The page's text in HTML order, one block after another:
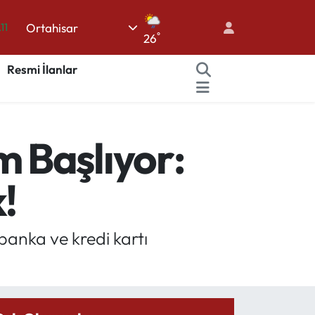
Ortahisar
26°
Resmi İlanlar
Başlıyor:
ve kredi kartı